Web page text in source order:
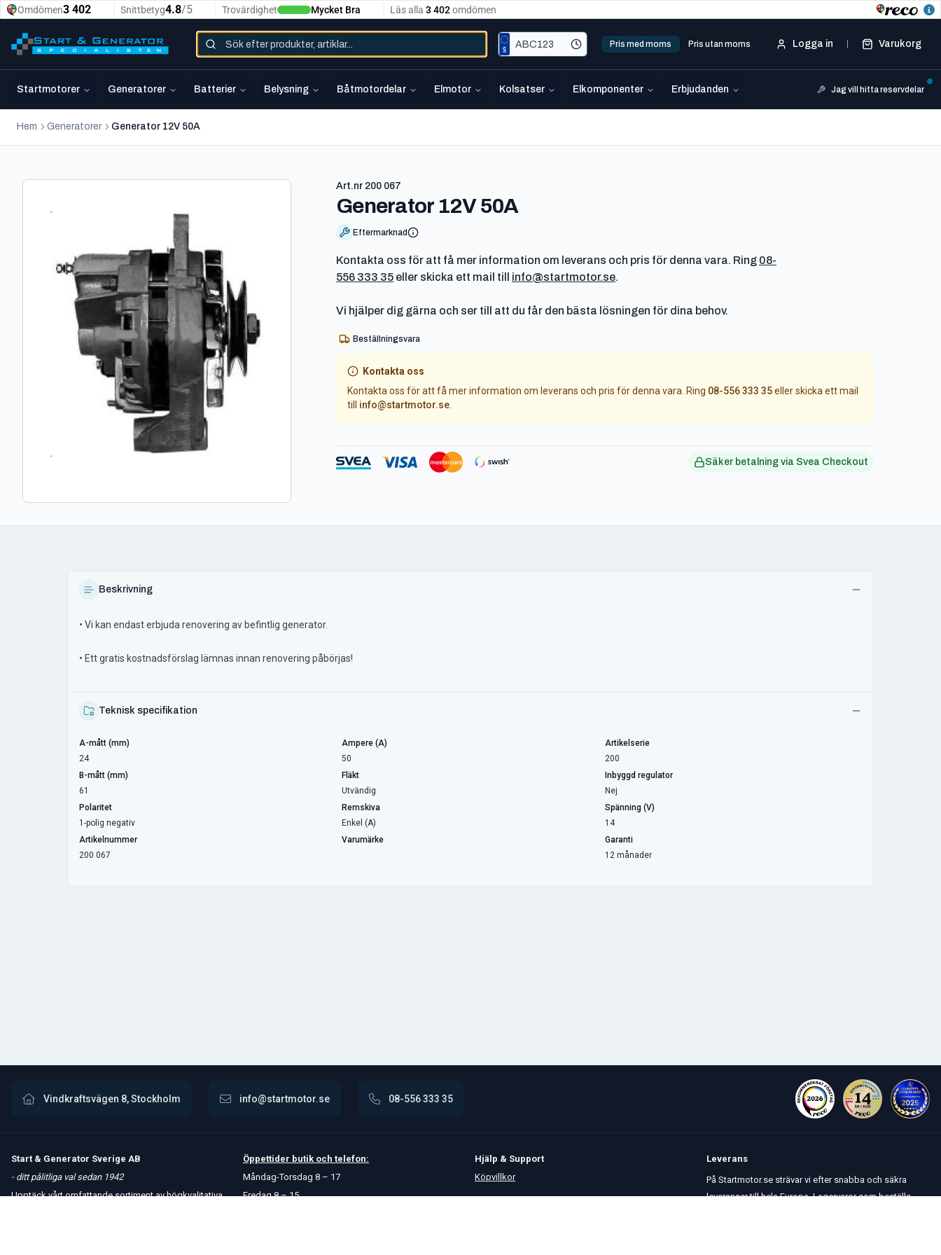
Pris med moms Pris utan moms Logga in Varukorg
Startmotorer Generatorer Batterier Belysning Båtmotordelar Elmotor Kolsatser Elkomponenter Erbjudanden Jag vill hitta reservdelar
Hem Generatorer Generator 12V 50A
Art.nr 200 067
Generator 12V 50A-
Eftermarknad
Kontakta oss för att få mer information om leverans och pris för denna vara. Ring 08-
556 333 35 eller skicka ett mail till info@startmotor.se.
Vi hjälper dig gärna och ser till att du får den bästa lösningen för dina behov.
Beställningsvara
Kontakta oss
Kontakta oss för att få mer information om leverans och pris för denna vara. Ring 08-556 333 35eller skicka ett mail
till
info@startmotor.se
Säker betalning via Svea Checkout
Beskrivning
• Vi kan endast erbjuda renovering av befintlig generator.
• Ett gratis kostnadsförslag lämnas innan renovering påbörjas!
Teknisk specifikation
A-mått (mm)
24
Ampere (A)
50
Artikelserie
200
B-mått (mm)
61
Fläkt
Utvändig
Inbyggd regulator
Nej
Polaritet
1-polig negativ
Remskiva
Enkel (A)
Spänning (V)
14
Artikelnummer
200 067
Varumärke
Garanti
12 månader
Vindkraftsvägen 8, Stockholm info@startmotor.se 08-556 333 35
Start & Generator Sverige AB
- ditt pålitliga val sedan 1942
Upptäck vårt omfattande sortiment av högkvalitativa
Öppettider butik och telefon:
Måndag-Torsdag 8 – 17
Fredag 8 – 15
Hjälp & Support
Köpvillkor
Leverans
På Startmotor.se strävar vi efter snabba och säkra
leveranser till hela Europa. Lagervaror som beställs